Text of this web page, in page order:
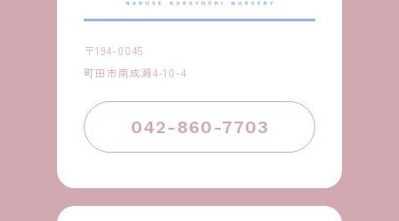
〒194-0045
町田市南成瀬4-10-4
042-860-7703